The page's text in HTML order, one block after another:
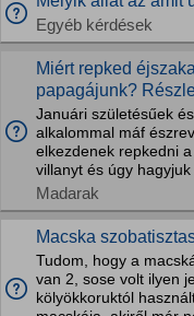
Egyéb kérdések
Miért repked
papagájunk?
Januári születésűek
alkalommal máf
elkezdenek repkedni
villanyt és úgy
Madarak
Macska
Tudom, hogy a
van 2, sose volt ilyen
kölyökkoruktól